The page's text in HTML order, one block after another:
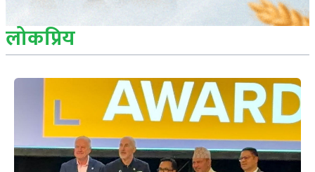
लोकप्रिय